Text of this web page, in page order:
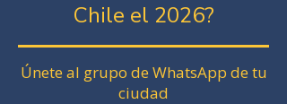
Chile el 2026?
Únete al grupo de WhatsApp de tu
ciudad